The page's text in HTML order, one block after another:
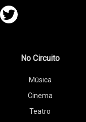
No Circuito
Música
Cinema
Teatro